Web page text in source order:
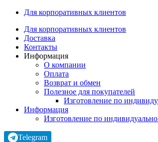
Для корпоративных клиентов
Для корпоративных клиентов
Доставка
Контакты
Информация
О компании
Оплата
Возврат и обмен
Полезное для покупателей
Изготовление по
Информация
Изготовление по
Telegram